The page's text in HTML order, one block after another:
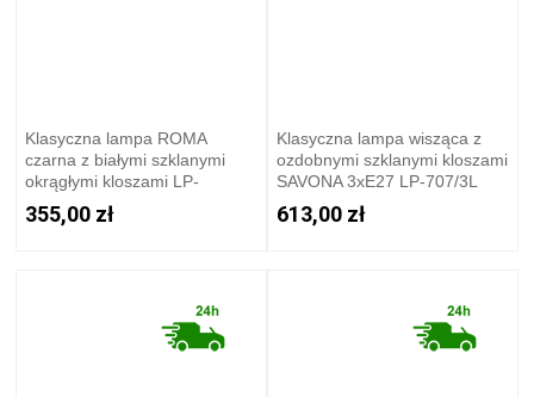
Klasyczna lampa ROMA
czarna z białymi szklanymi
okrągłymi kloszami LP-
1345/3P BK Light Prestige
355,00 zł
Klasyczna lampa wisząca z
ozdobnymi szklanymi kloszami
SAVONA 3xE27 LP-707/3L
Light Prestige
613,00 zł